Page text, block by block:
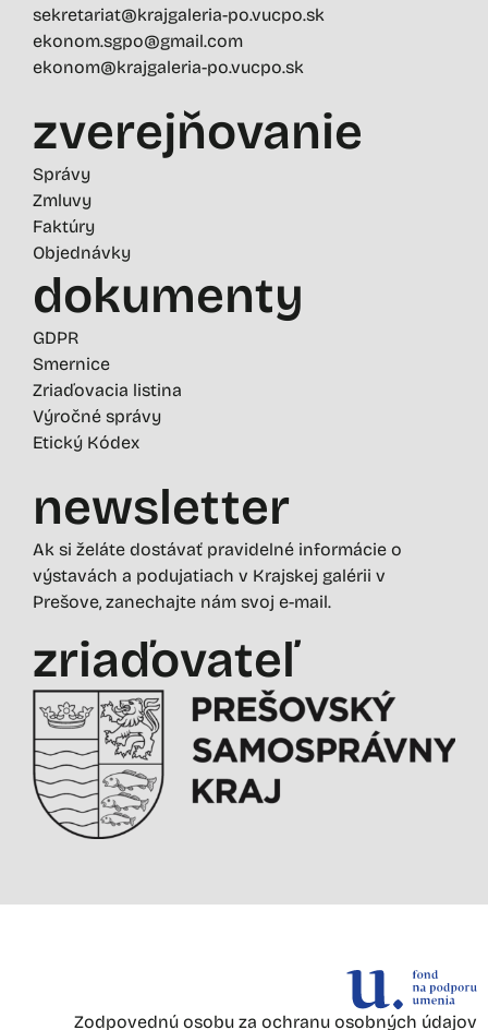
sekretariat@krajgaleria-po.vucpo.sk
ekonom.sgpo@gmail.com
ekonom@krajgaleria-po.vucpo.sk
zverejňovanie
Správy
Zmluvy
Faktúry
Objednávky
dokumenty
GDPR
Smernice
Zriaďovacia listina
Výročné správy
Etický Kódex
newsletter
Ak si želáte dostávať pravidelné informácie o
výstavách a podujatiach v Krajskej galérii v
Prešove, zanechajte nám svoj e-mail.
zriaďovateľ
Zodpovednú osobu za ochranu osobných údajov